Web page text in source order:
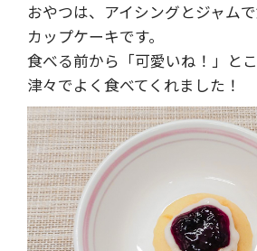
おやつは、アイシングとジャム
カップケーキです。
食べる前から「可愛いね！」と
津々でよく食べてくれました！